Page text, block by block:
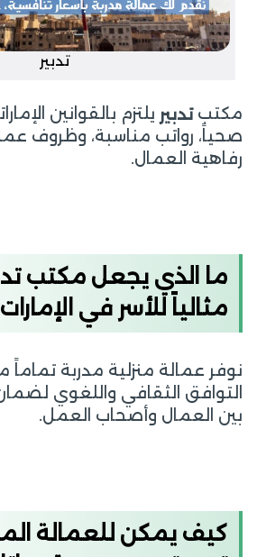
تدبير
مكتبتدبير يلتزم بالقوانين
صحياً، رواتب مناسبة، وظروف
رفاهية العمال.
ما الذي يجعل مكتب
مثالياً للأسر في
نوفر عمالة منزلية مدربة تماماً
التوافق الثقافي واللغوي
بين العمال وأصحاب العمل.
كيف يمكن للعمالة